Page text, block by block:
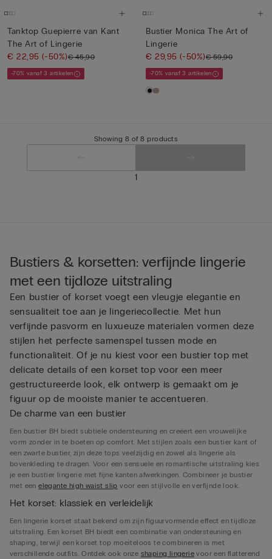
Tanktop Guepierre van Kant
The Art of Lingerie
€ 22,95(-50%)€ 45,90
-70% vanaf 3 artikelen
Bustier Monica The Art of
Lingerie
€ 29,95(-50%)€ 59,90
-70% vanaf 3 artikelen
Showing 8 of 8 products
1
Bustiers & korsetten: verfijnde lingerie
met een tijdloze uitstraling
Een bustier of korset voegt een vleugje elegantie en
sensualiteit toe aan je lingeriecollectie. Met hun
verfijnde pasvorm en luxueuze materialen vormen deze
stijlen het perfecte samenspel tussen mode en
functionaliteit. Of je nu kiest voor een bustier top met
delicate details of een korset top voor een meer
gestructureerde look, elk ontwerp is gemaakt om je
figuur op de mooiste manier te accentueren.
De charme van een bustier
Een bustier BH biedt subtiele ondersteuning en creëert een vrouwelijke
vorm zonder in te boeten op comfort. Met stijlen zoals een bustier kant of
een zwarte bustier, zijn deze tops veelzijdig en zowel als lingerie als
bovenkleding te dragen. Voor een sensuele en romantische uitstraling kies
je een bustier lingerie met fijne kanten afwerkingen. Combineer je bustier
met eenelegante high waist slip voor een stijlvolle en verfijnde look.
Het korset: klassiek en verleidelijk
Een lingerie korset staat bekend om zijn figuurvormende effect en tijdloze
uitstraling. Een korset BH biedt een combinatie van ondersteuning en
shaping, terwijl een korset top moeiteloos te combineren is met
verschillende outfits. Ontdek ook onze shaping lingerie voor een flatterend